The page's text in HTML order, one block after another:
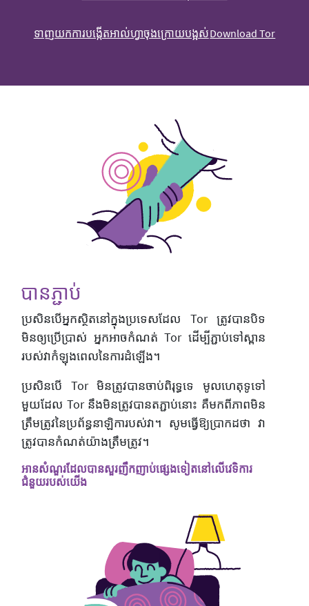
ទាញយក​ការ​បង្កើត​អាល់ហ្វា​ចុងក្រោយ​បង្អស់Download Tor
បានភ្ជាប់
ប្រសិនបើអ្នកស្ថិតនៅក្នុងប្រទេសដែល Tor ត្រូវបានបិទ
មិនឲ្យប្រើប្រាស់ អ្នកអាចកំណត់ Tor ដើម្បីភ្ជាប់ទៅស្ពាន
របស់វាកំឡុងពេលនៃការដំឡើង។
ប្រសិនបើ Tor មិន​ត្រូវ​បាន​ចាប់ពិរុទ្ធទេ មូលហេតុ​ទូទៅ​
មួយ​ដែល Tor នឹង​មិនត្រូវបាន​តភ្ជាប់​នោះ គឺមកពីភាពមិន
ត្រឹមត្រូវនៃ​ប្រព័ន្ធ​នាឡិការបស់វា។ សូមធ្វើឱ្យប្រាកដថា វា
ត្រូវបានកំណត់យ៉ាងត្រឹមត្រូវ។
អានសំណួរដែលបានសួរញឹកញាប់ផ្សេងទៀតនៅលើវេទិការ
ជំនួយរបស់យើង